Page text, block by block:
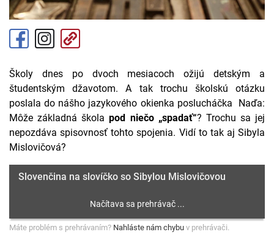
Školy dnes po dvoch mesiacoch ožijú detským a
študentským džavotom. A tak trochu školskú otázku
poslala do nášho jazykového okienka poslucháčka Naďa:
Môže základná školapod niečo „spadať“? Trochu sa jej
nepozdáva spisovnosť tohto spojenia. Vidí to tak aj Sibyla
Mislovičová?
Slovenčina na slovíčko so Sibylou Mislovičovou
Máte problém s prehrávaním? Nahláste nám chybu v prehrávači.